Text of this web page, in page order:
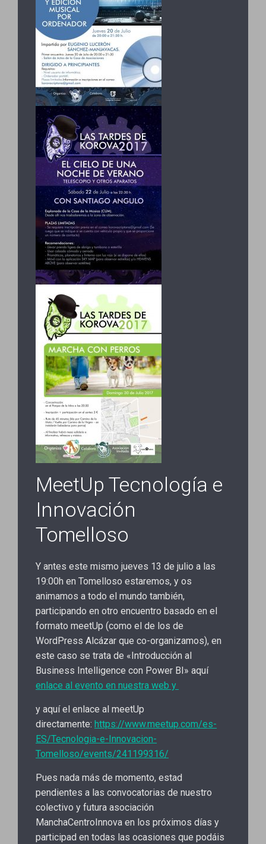
MeetUp Tecnología e
Innovación
Tomelloso
Y antes este mismo jueves 13 de julio a las
19:00h en Tomelloso estaremos, y os
animamos a todo el mundo también,
participando en otro encuentro basado en el
formato meetUp (como el de los de
WordPress Alcázar que co-organizamos), en
este caso se trata de «Introducción al
Business Intelligence con Power BI» aquí
enlace al evento en nuestra web y
y aquí el enlace al meetUp
directamente: https://www.meetup.com/es-
ES/Tecnologia-e-Innovacion-
Tomelloso/events/241199316/
Pues nada más de momento, estad
pendientes a las convocatorias de nuestro
colectivo y futura asociación
ManchaCentroInnova en los próximos días y
participad en todas las ocasiones que podáis